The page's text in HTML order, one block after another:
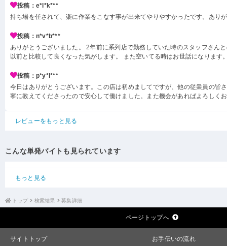
投稿：e*l*k***
持ち場を任されて、楽に作業をこなす事が出来てやりやすかったです。あり
投稿：n*v*b***
ありがとうございました。 2年前に系列店で勤務していた時のスタッフさん
以前と比較して良くなった気がします。 また空いてる時はお世話になります
投稿：p*y*l***
今日はありがとうございます。この店は初めましてですが、他の従業員の皆
寧に教えてくださったので安心して働けました。また機会があればよろしく
レビューをもっと見る
こんな単発バイトも見られています
もっと見る
トップ 検索結果 募集詳細
ページトップへ
サイトトップ
お手伝いの流れ